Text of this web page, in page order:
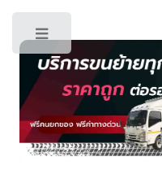
Toggle